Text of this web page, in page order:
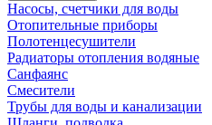
Насосы, счетчики для воды
Отопительные приборы
Полотенцесушители
Радиаторы отопления водяные
Санфаянс
Смесители
Трубы для воды и канализации